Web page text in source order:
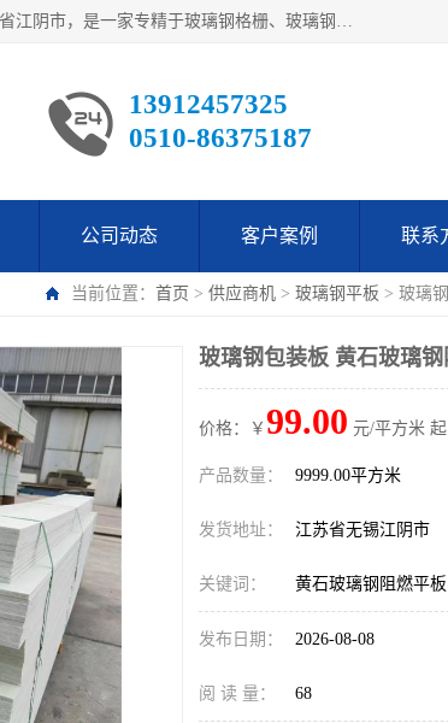
江阴市翔鼎复合材料有限公司,位于美丽富饶的中国经济百强县第一县级市的-江苏省江阴市，是一家专精于玻璃钢格栅、玻璃钢新材料,镀锌钢格板，机械设备生产制造及研发的科技型企业；公司产品已销往了世界多个国家和地区，公司人决心加倍努力愿与广大社会同仁精诚合作共创辉煌！
13912457325
0510-86375187
公司动态 客户案例 联系
当前位置： 首页 > 供应商机 > 玻璃钢平板 > 玻璃
玻璃钢包装板 黄石玻璃
价格：￥ 99.00 元/平方米 起
产品数量： 9999.00平方米
发货地址： 江苏省无锡江阴市
关键词： 黄石玻璃钢阻燃平板
发布日期： 2026-08-08
阅 读 量： 68